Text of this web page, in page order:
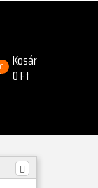
0 Kosár
0 Ft